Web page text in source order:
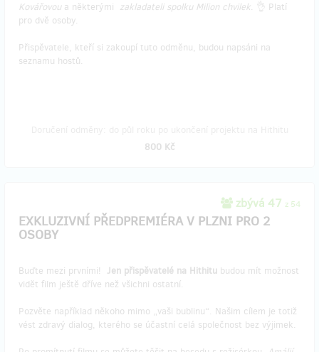
Kovářovou a některými zakladateli spolku Milion chvilek. 👌 Platí
pro dvě osoby.
Přispěvatele, kteří si zakoupí tuto odměnu, budou napsáni na
seznamu hostů.
800 Kč
zbývá 47 z 54
EXKLUZIVNÍ PŘEDPREMIÉRA V PLZNI PRO 2
OSOBY
Buďte mezi prvními! Jen přispěvatelé na Hithitu budou mít možnost
vidět film ještě dříve než všichni ostatní.
Pozvěte například někoho mimo „vaši bublinu“. Našim cílem je totiž
vést zdravý dialog, kterého se účastní celá společnost bez výjimek.